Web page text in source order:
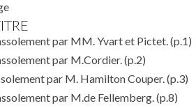
par MM. Yvart et Pictet. (p.1)
par M.Cordier. (p.2)
par M. Hamilton Couper. (p.3)
par M.de Fellemberg. (p.8)